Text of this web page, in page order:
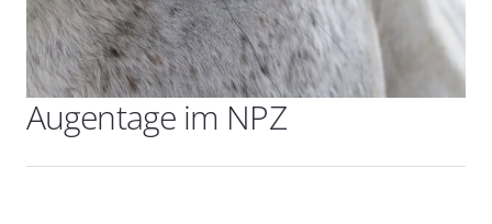
Augentage im NPZ